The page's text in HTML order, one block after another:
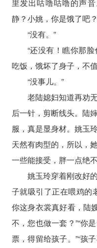
里发出咕噜咕噜的声
静？小姚，你是饿了吧
“没有。”
“还没有！瞧你那
吃饭，饿坏了身子，不
“没事儿。”
老陆媳妇知道再劝
后一针，剪断线头。陆
服，真是显身材。姚玉
天然有肉型的，所以，
一些能接受，胖一点绝不
姚玉玲穿着刚改好
子就吸引了正在喂鸡的
你这身衣裳真好看，陆
不，您也做一套？”“你
票，得留给孩子。”“孩